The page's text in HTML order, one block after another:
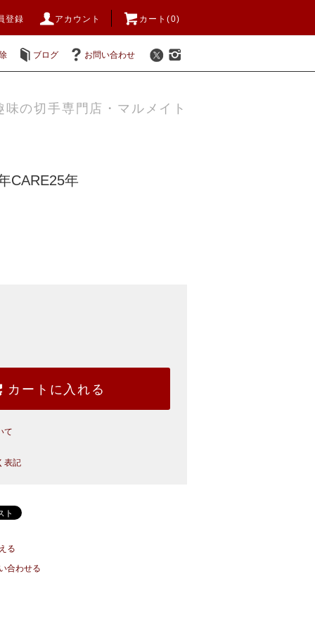
登録 アカウント カート(0)
ブログ お問い合わせ
味の切手専門店・マルメイト
CARE25年
カートに入れる
て
表記
る
合わせる